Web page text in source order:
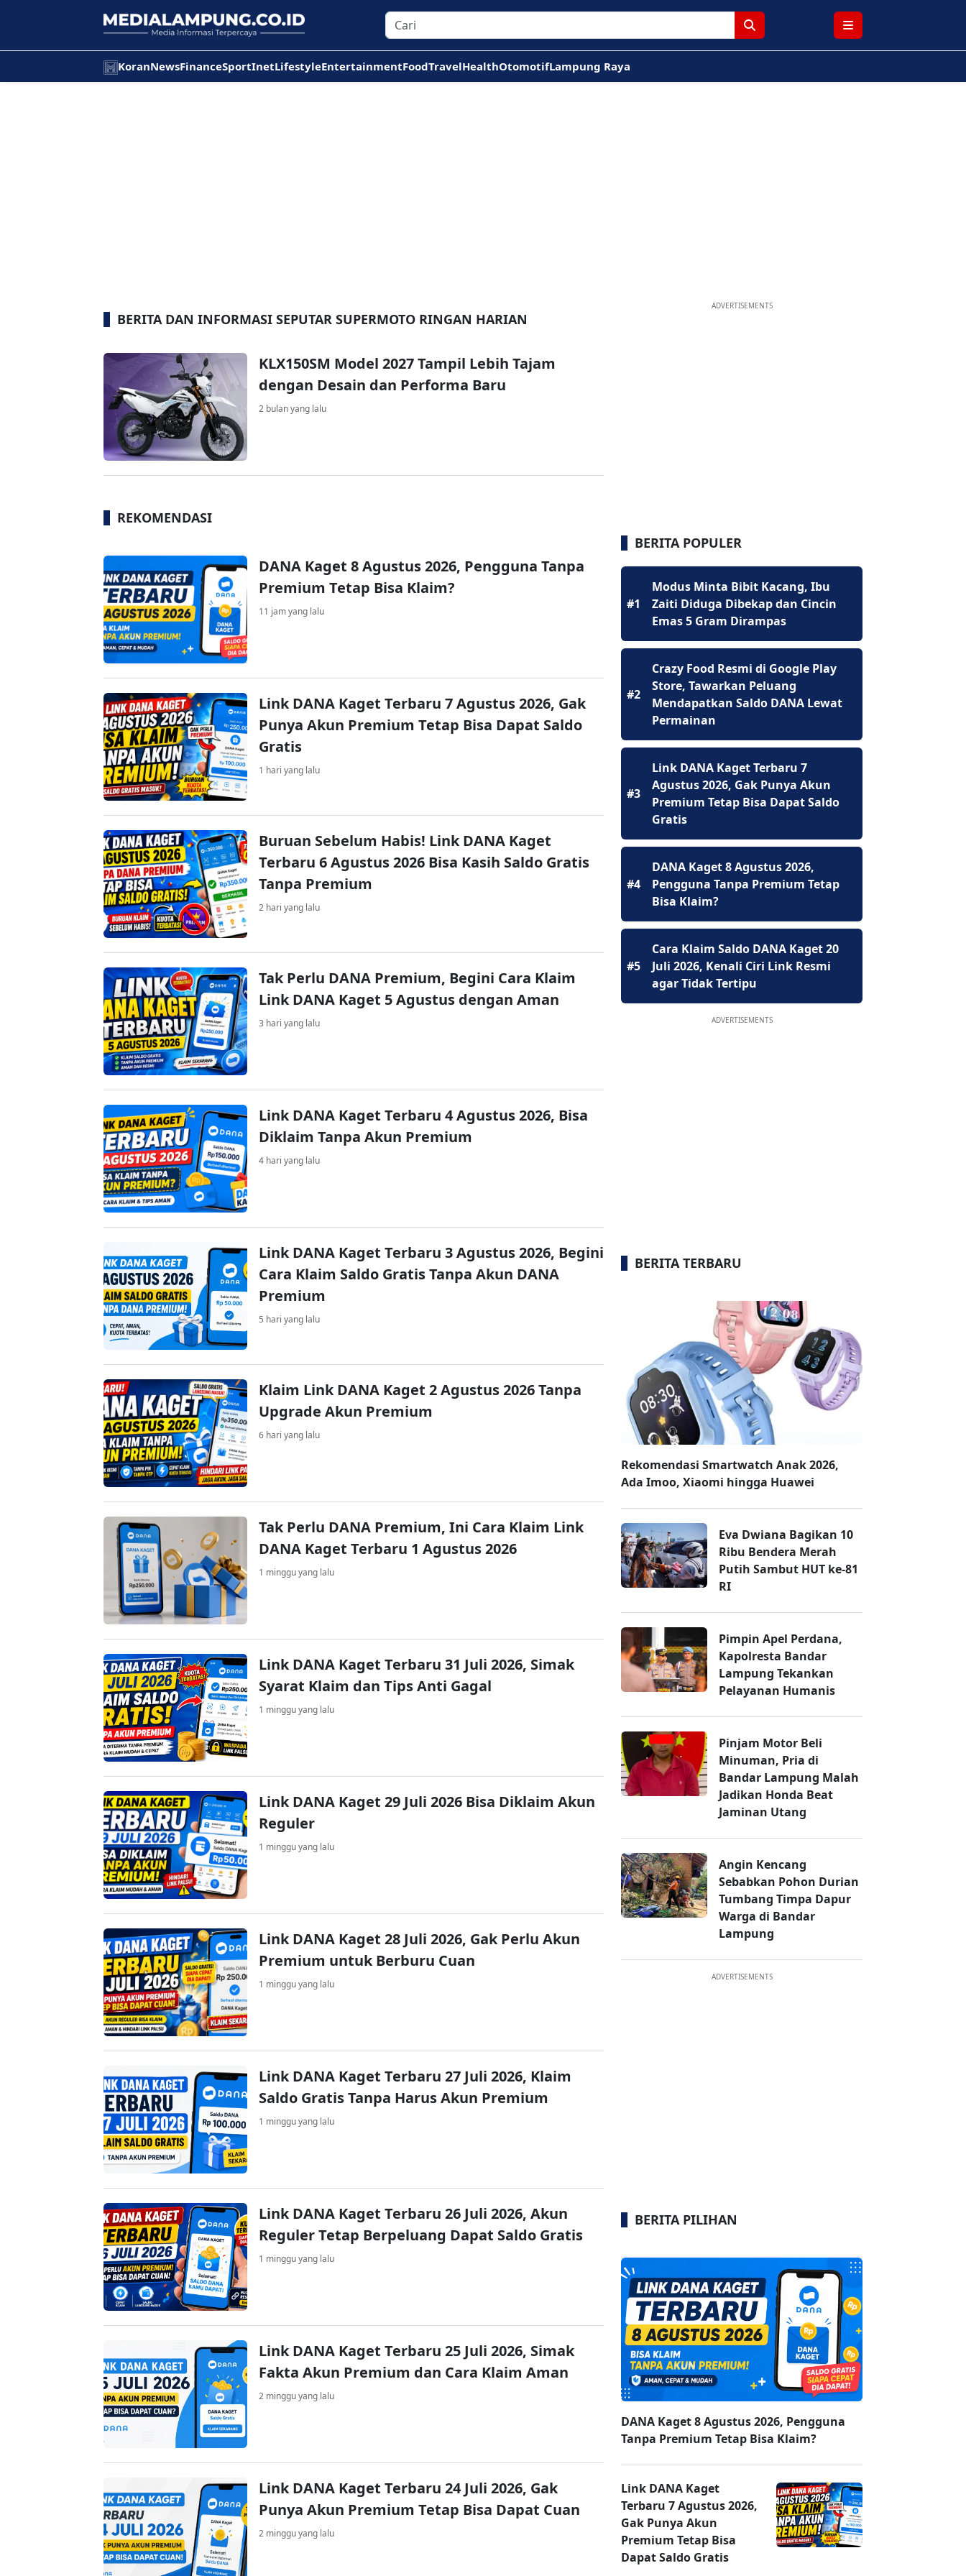
KoranNewsFinanceSportInetLifestyleEntertainmentFoodTravelHealthOtomotifLampung Raya
BERITA DAN INFORMASI SEPUTAR SUPERMOTO RINGAN HARIAN
KLX150SM Model 2027 Tampil Lebih Tajam
dengan Desain dan Performa Baru
2 bulan yang lalu
REKOMENDASI
DANA Kaget 8 Agustus 2026, Pengguna Tanpa
Premium Tetap Bisa Klaim?
11 jam yang lalu
Link DANA Kaget Terbaru 7 Agustus 2026, Gak
Punya Akun Premium Tetap Bisa Dapat Saldo
Gratis
1 hari yang lalu
Buruan Sebelum Habis! Link DANA Kaget
Terbaru 6 Agustus 2026 Bisa Kasih Saldo Gratis
Tanpa Premium
2 hari yang lalu
Tak Perlu DANA Premium, Begini Cara Klaim
Link DANA Kaget 5 Agustus dengan Aman
3 hari yang lalu
Link DANA Kaget Terbaru 4 Agustus 2026, Bisa
Diklaim Tanpa Akun Premium
4 hari yang lalu
Link DANA Kaget Terbaru 3 Agustus 2026, Begini
Cara Klaim Saldo Gratis Tanpa Akun DANA
Premium
5 hari yang lalu
Klaim Link DANA Kaget 2 Agustus 2026 Tanpa
Upgrade Akun Premium
6 hari yang lalu
Tak Perlu DANA Premium, Ini Cara Klaim Link
DANA Kaget Terbaru 1 Agustus 2026
1 minggu yang lalu
Link DANA Kaget Terbaru 31 Juli 2026, Simak
Syarat Klaim dan Tips Anti Gagal
1 minggu yang lalu
Link DANA Kaget 29 Juli 2026 Bisa Diklaim Akun
Reguler
1 minggu yang lalu
Link DANA Kaget 28 Juli 2026, Gak Perlu Akun
Premium untuk Berburu Cuan
1 minggu yang lalu
Link DANA Kaget Terbaru 27 Juli 2026, Klaim
Saldo Gratis Tanpa Harus Akun Premium
1 minggu yang lalu
Link DANA Kaget Terbaru 26 Juli 2026, Akun
Reguler Tetap Berpeluang Dapat Saldo Gratis
1 minggu yang lalu
Link DANA Kaget Terbaru 25 Juli 2026, Simak
Fakta Akun Premium dan Cara Klaim Aman
2 minggu yang lalu
Link DANA Kaget Terbaru 24 Juli 2026, Gak
Punya Akun Premium Tetap Bisa Dapat Cuan
2 minggu yang lalu
ADVERTISEMENTS
BERITA POPULER
#1
Modus Minta Bibit Kacang, Ibu
Zaiti Diduga Dibekap dan Cincin
Emas 5 Gram Dirampas
#2
Crazy Food Resmi di Google Play
Store, Tawarkan Peluang
Mendapatkan Saldo DANA Lewat
Permainan
#3
Link DANA Kaget Terbaru 7
Agustus 2026, Gak Punya Akun
Premium Tetap Bisa Dapat Saldo
Gratis
#4
DANA Kaget 8 Agustus 2026,
Pengguna Tanpa Premium Tetap
Bisa Klaim?
#5
Cara Klaim Saldo DANA Kaget 20
Juli 2026, Kenali Ciri Link Resmi
agar Tidak Tertipu
ADVERTISEMENTS
BERITA TERBARU
Rekomendasi Smartwatch Anak 2026,
Ada Imoo, Xiaomi hingga Huawei
Eva Dwiana Bagikan 10
Ribu Bendera Merah
Putih Sambut HUT ke-81
RI
Pimpin Apel Perdana,
Kapolresta Bandar
Lampung Tekankan
Pelayanan Humanis
Pinjam Motor Beli
Minuman, Pria di
Bandar Lampung Malah
Jadikan Honda Beat
Jaminan Utang
Angin Kencang
Sebabkan Pohon Durian
Tumbang Timpa Dapur
Warga di Bandar
Lampung
ADVERTISEMENTS
BERITA PILIHAN
DANA Kaget 8 Agustus 2026, Pengguna
Tanpa Premium Tetap Bisa Klaim?
Link DANA Kaget
Terbaru 7 Agustus 2026,
Gak Punya Akun
Premium Tetap Bisa
Dapat Saldo Gratis